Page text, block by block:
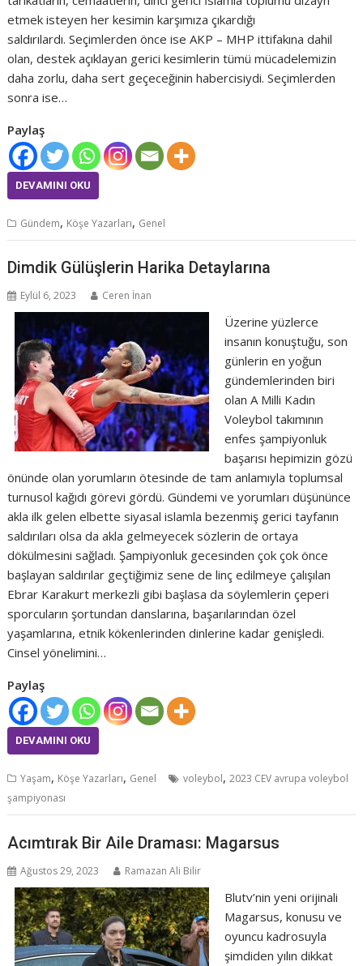
etmek isteyen her kesimin karşımıza çıkardığı
saldırılardı. Seçimlerden önce ise AKP – MHP ittifakına dahil
olan, destek açıklayan gerici kesimlerin tümü mücadelemizin
daha zorlu, daha sert geçeceğinin habercisiydi. Seçimlerden
sonra ise…
Paylaş
DEVAMINI OKU
Gündem, Köşe Yazarları, Genel
Dimdik Gülüşlerin Harika Detaylarına
Eylül 6, 2023 Ceren İnan
Üzerine yüzlerce
insanın konuştuğu, son
günlerin en yoğun
gündemlerinden biri
olan A Milli Kadın
Voleybol takımının
enfes şampiyonluk
başarısı hepimizin gözü
önünde olan yorumların ötesinde de tam anlamıyla toplumsal
turnusol kağıdı görevi gördü. Gündemi ve yorumları düşününce
akla ilk gelen elbette siyasal islamla bezenmiş gerici tayfanın
saldırıları olsa da akla gelmeyecek sözlerin de ortaya
dökülmesini sağladı. Şampiyonluk gecesinden çok çok önce
başlayan saldırılar geçtiğimiz sene de linç edilmeye çalışılan
Ebrar Karakurt merkezli gibi başlasa da söylemlerin çeperi
sporcuların şortundan danslarına, başarılarından özel
yaşamlarına, etnik kökenlerinden dinlerine kadar genişledi.
Cinsel yönelimini…
Paylaş
DEVAMINI OKU
Yaşam, Köşe Yazarları, Genel voleybol,2023 CEV avrupa voleybol
şampiyonası
Acımtırak Bir Aile Draması: Magarsus
Ağustos 29, 2023 Ramazan Ali Bilir
Blutv’nin yeni orijinali
Magarsus, konusu ve
oyuncu kadrosuyla
şimdiden yılın dikkat